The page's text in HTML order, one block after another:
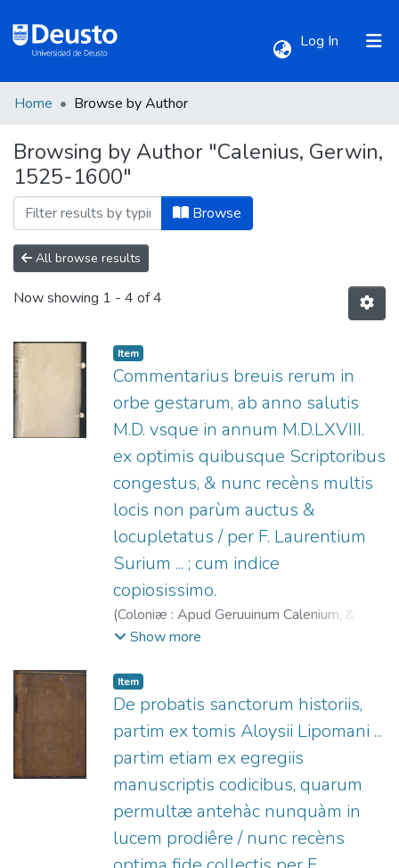
Log In (current)
All of DSpace
Home Browse by Author
Browsing by Author "Calenius, Gerwin,
1525-1600"
Browse
All browse results
Now showing 1 - 4 of 4
Item
Commentarius breuis rerum in
orbe gestarum, ab anno salutis
M.D. vsque in annum M.D.LXVIII.
ex optimis quibusque Scriptoribus
congestus, & nunc recèns multis
locis non parùm auctus &
locupletatus / per F. Laurentium
Surium ... ; cum indice
copiosissimo.
(Coloniæ : Apud Geruuinum Calenium, &
h[a]eredes Iohannis Quentel,
Gerwin, 1525-1600
Show more
Item
De probatis sanctorum historiis,
partim ex tomis Aloysii Lipomani ...
partim etiam ex egregiis
manuscriptis codicibus, quarum
permultæ antehàc nunquàm in
lucem prodiêre / nunc recèns